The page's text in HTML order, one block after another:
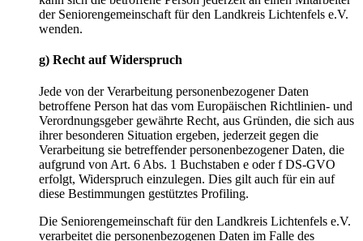
der Seniorengemeinschaft für den Landkreis Lichtenfels e.V.
wenden.
g) Recht auf Widerspruch
Jede von der Verarbeitung personenbezogener Daten
betroffene Person hat das vom Europäischen Richtlinien- und
Verordnungsgeber gewährte Recht, aus Gründen, die sich aus
ihrer besonderen Situation ergeben, jederzeit gegen die
Verarbeitung sie betreffender personenbezogener Daten, die
aufgrund von Art. 6 Abs. 1 Buchstaben e oder f DS-GVO
erfolgt, Widerspruch einzulegen. Dies gilt auch für ein auf
diese Bestimmungen gestütztes Profiling.
Die Seniorengemeinschaft für den Landkreis Lichtenfels e.V.
verarbeitet die personenbezogenen Daten im Falle des